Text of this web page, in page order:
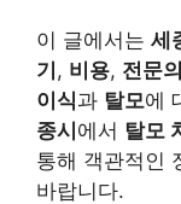
이 글에서는 세
기 , 비용, 전문
이식과 탈모에
종시 에서 탈모
통해 객관적인
바랍니다.